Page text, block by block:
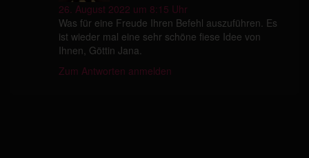
26. August 2022 um 8:15 Uhr
Was für eine Freude Ihren Befehl auszuführen. Es
ist wieder mal eine sehr schöne fiese Idee von
Ihnen, Göttin Jana.
Zum Antworten anmelden